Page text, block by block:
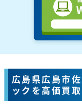
広島県広島市
ックを高価買